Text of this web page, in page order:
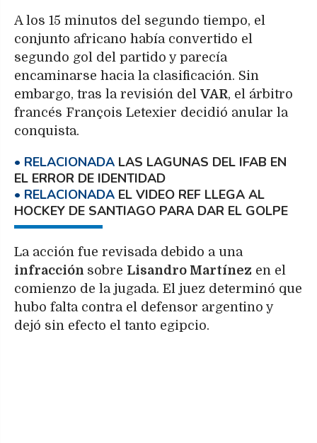
A los 15 minutos del segundo tiempo, el
conjunto africano había convertido el
segundo gol del partido y parecía
encaminarse hacia la clasificación. Sin
embargo, tras la revisión del VAR, el árbitro
francés François Letexier decidió anular la
conquista.
LAS LAGUNAS DEL IFAB EN
EL ERROR DE IDENTIDAD
EL VIDEO REF LLEGA AL
HOCKEY DE SANTIAGO PARA DAR EL GOLPE
La acción fue revisada debido a una
infracción sobre Lisandro Martínez en el
comienzo de la jugada. El juez determinó que
hubo falta contra el defensor argentino y
dejó sin efecto el tanto egipcio.